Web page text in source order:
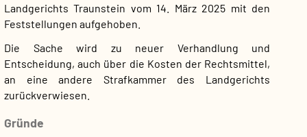
Landgerichts Traunstein vom 14. März 2025 mit den
Feststellungen aufgehoben.
Die Sache wird zu neuer Verhandlung und
Entscheidung, auch über die Kosten der Rechtsmittel,
an eine andere Strafkammer des Landgerichts
zurückverwiesen.
Gründe